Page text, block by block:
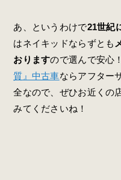
あ、というわけで21世紀
はネイキッドならずとも
おりますので選んで安心
質』中古車ならアフター
全なので、ぜひお近くの
みてくださいね！